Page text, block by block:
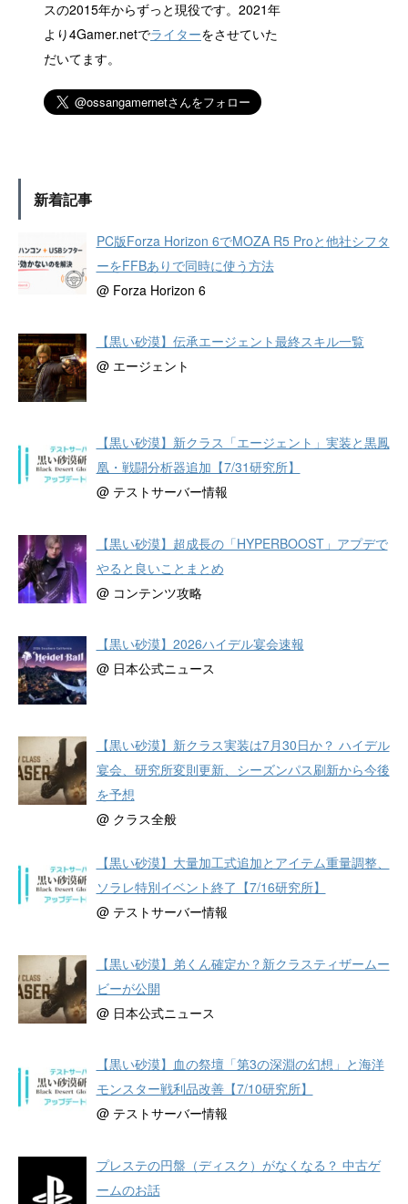
スの2015年からずっと現役です。2021年
より4Gamer.netでライターをさせていた
だいてます。
新着記事
PC版Forza Horizon 6でMOZA R5 Proと他社シフタ
ーをFFBありで同時に使う方法
@ Forza Horizon 6
【黒い砂漠】伝承エージェント最終スキル一覧
@ エージェント
【黒い砂漠】新クラス「エージェント」実装と黒鳳
凰・戦闘分析器追加【7/31研究所】
@ テストサーバー情報
【黒い砂漠】超成長の「HYPERBOOST」アプデで
やると良いことまとめ
@ コンテンツ攻略
【黒い砂漠】2026ハイデル宴会速報
@ 日本公式ニュース
【黒い砂漠】新クラス実装は7月30日か？ ハイデル
宴会、研究所変則更新、シーズンパス刷新から今後
を予想
@ クラス全般
【黒い砂漠】大量加工式追加とアイテム重量調整、
ソラレ特別イベント終了【7/16研究所】
@ テストサーバー情報
【黒い砂漠】弟くん確定か？新クラスティザームー
ビーが公開
@ 日本公式ニュース
【黒い砂漠】血の祭壇「第3の深淵の幻想」と海洋
モンスター戦利品改善【7/10研究所】
@ テストサーバー情報
プレステの円盤（ディスク）がなくなる？ 中古ゲ
ームのお話